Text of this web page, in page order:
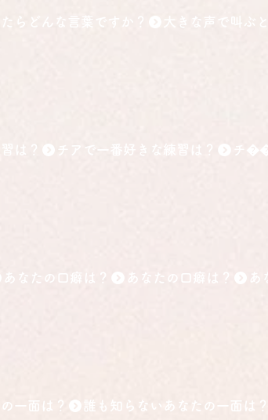
らどんな言葉ですか？
は？
一面は？